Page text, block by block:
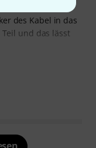
des Kabel,
des Kabel in das
Teil und das lässt